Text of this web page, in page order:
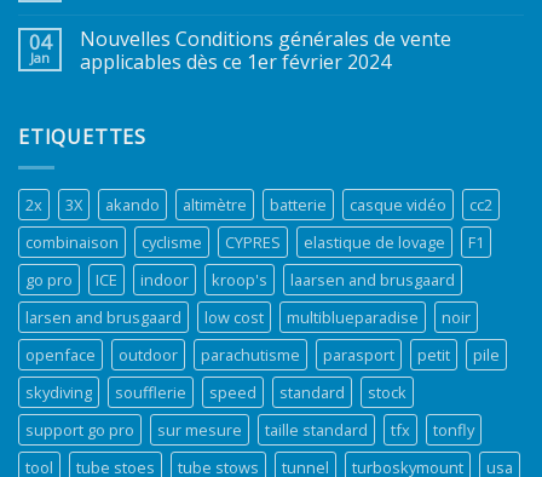
04
Jan
Nouvelles Conditions générales de vente
applicables dès ce 1er février 2024
ETIQUETTES
2x 3X akando altimètre batterie casque vidéo
cc2
combinaison
cyclisme CYPRES elastique de lovage
F1
go pro
ICE indoor kroop's
laarsen and brusgaard
larsen and brusgaard
low cost multiblueparadise
noir
openface
outdoor parachutisme parasport petit
pile
skydiving
soufflerie speed standard
stock
support go pro
sur mesure taille standard tfx
tonfly
tool
tube stoes tube stows tunnel turboskymount usa